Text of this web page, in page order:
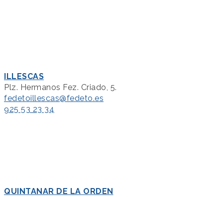
ILLESCAS
Plz. Hermanos Fez. Criado, 5.
fedetoillescas@fedeto.es
925 53 23 34
QUINTANAR DE LA ORDEN